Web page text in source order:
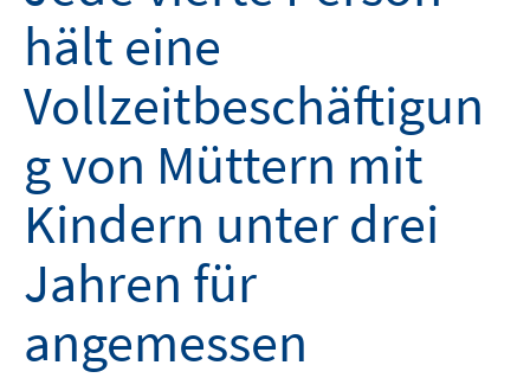
hält eine
Vollzeitbeschäftigun
g von Müttern mit
Kindern unter drei
Jahren für
angemessen